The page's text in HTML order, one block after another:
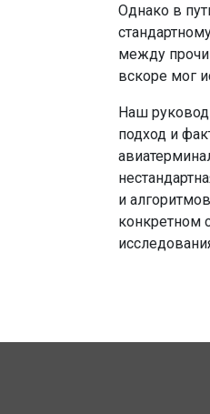
Однако в
между
вскоре мог
Наш
подход и
и
конкретном